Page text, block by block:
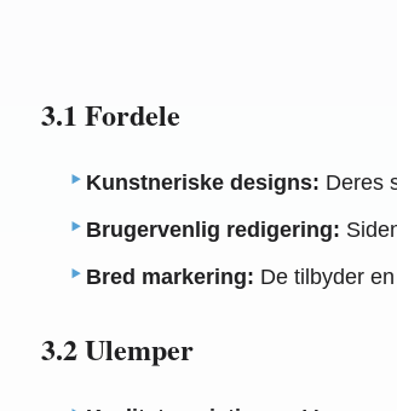
3.1 Fordele
Kunstneriske designs: Deres
Brugervenlig redigering:
Bred markering: De tilbyder
3.2 Ulemper